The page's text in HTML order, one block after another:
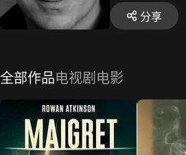
分享
全部作品电视剧 电影